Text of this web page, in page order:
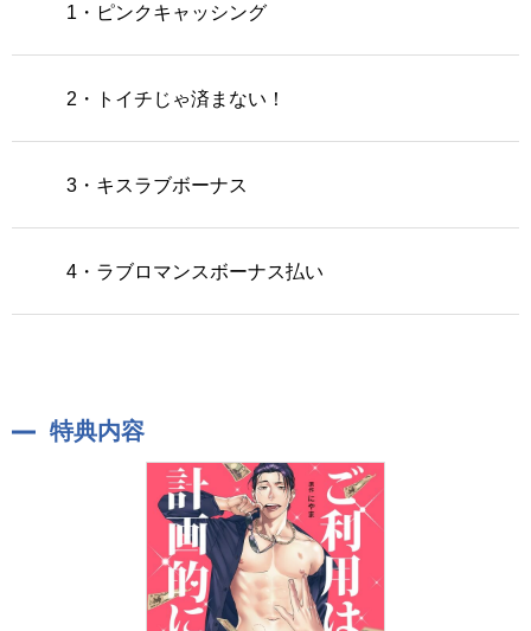
1・ピンクキャッシング
2・トイチじゃ済まない！
3・キスラブボーナス
4・ラブロマンスボーナス払い
特典内容